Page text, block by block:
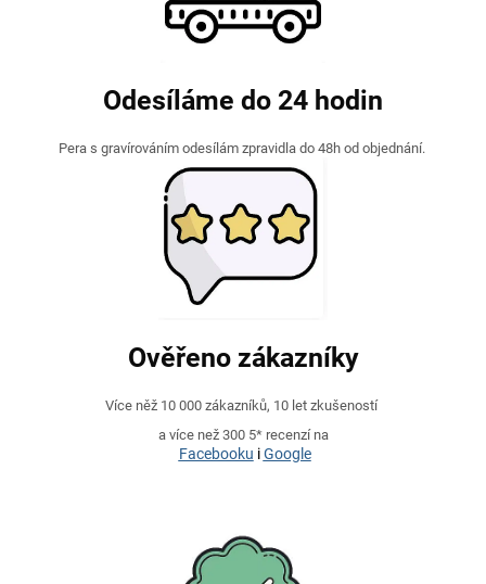
Odesíláme do 24 hodin
Pera s gravírováním odesílám zpravidla do 48h od objednání.
Ověřeno zákazníky
Více něž 10 000 zákazníků, 10 let zkušeností
a více než 300 5* recenzí na
Facebooku iGoogle